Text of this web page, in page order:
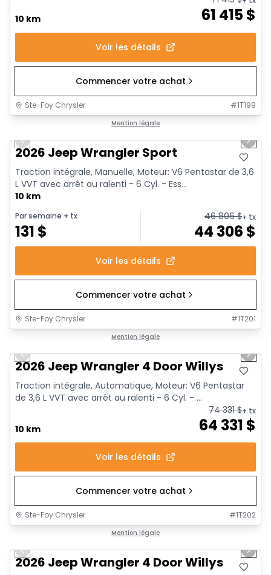
10 km 61 415$
Voir les détails
Commencer votre achat
Ste-Foy Chrysler #1T199
Mention légale
Previous slide
Next
2026 Jeep Wrangler Sport
Traction intégrale, Manuelle, Moteur: V6 Pentastar de 3,6
L VVT avec arrêt au ralenti - 6 Cyl. - Ess...
10 km
Par semaine + tx
131 $
46 806$+ tx
44 306 $
Voir les détails
Commencer votre achat
Ste-Foy Chrysler #1T201
Mention légale
Previous slide
Next
2026 Jeep Wrangler 4 Door Willys
Traction intégrale, Automatique, Moteur: V6 Pentastar
de 3,6 L VVT avec arrêt au ralenti - 6 Cyl. - ...
10 km 64 331 $
74 331$+ tx
Voir les détails
Commencer votre achat
Ste-Foy Chrysler #1T202
Mention légale
Previous slide
Next
2026 Jeep Wrangler 4 Door Willys